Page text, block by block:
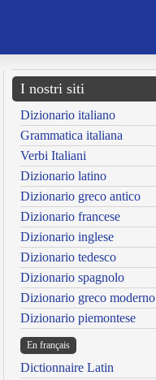
I nostri siti
Dizionario italiano
Grammatica italiana
Verbi Italiani
Dizionario latino
Dizionario greco antico
Dizionario francese
Dizionario inglese
Dizionario tedesco
Dizionario spagnolo
Dizionario greco moderno
Dizionario piemontese
En français
Dictionnaire Latin